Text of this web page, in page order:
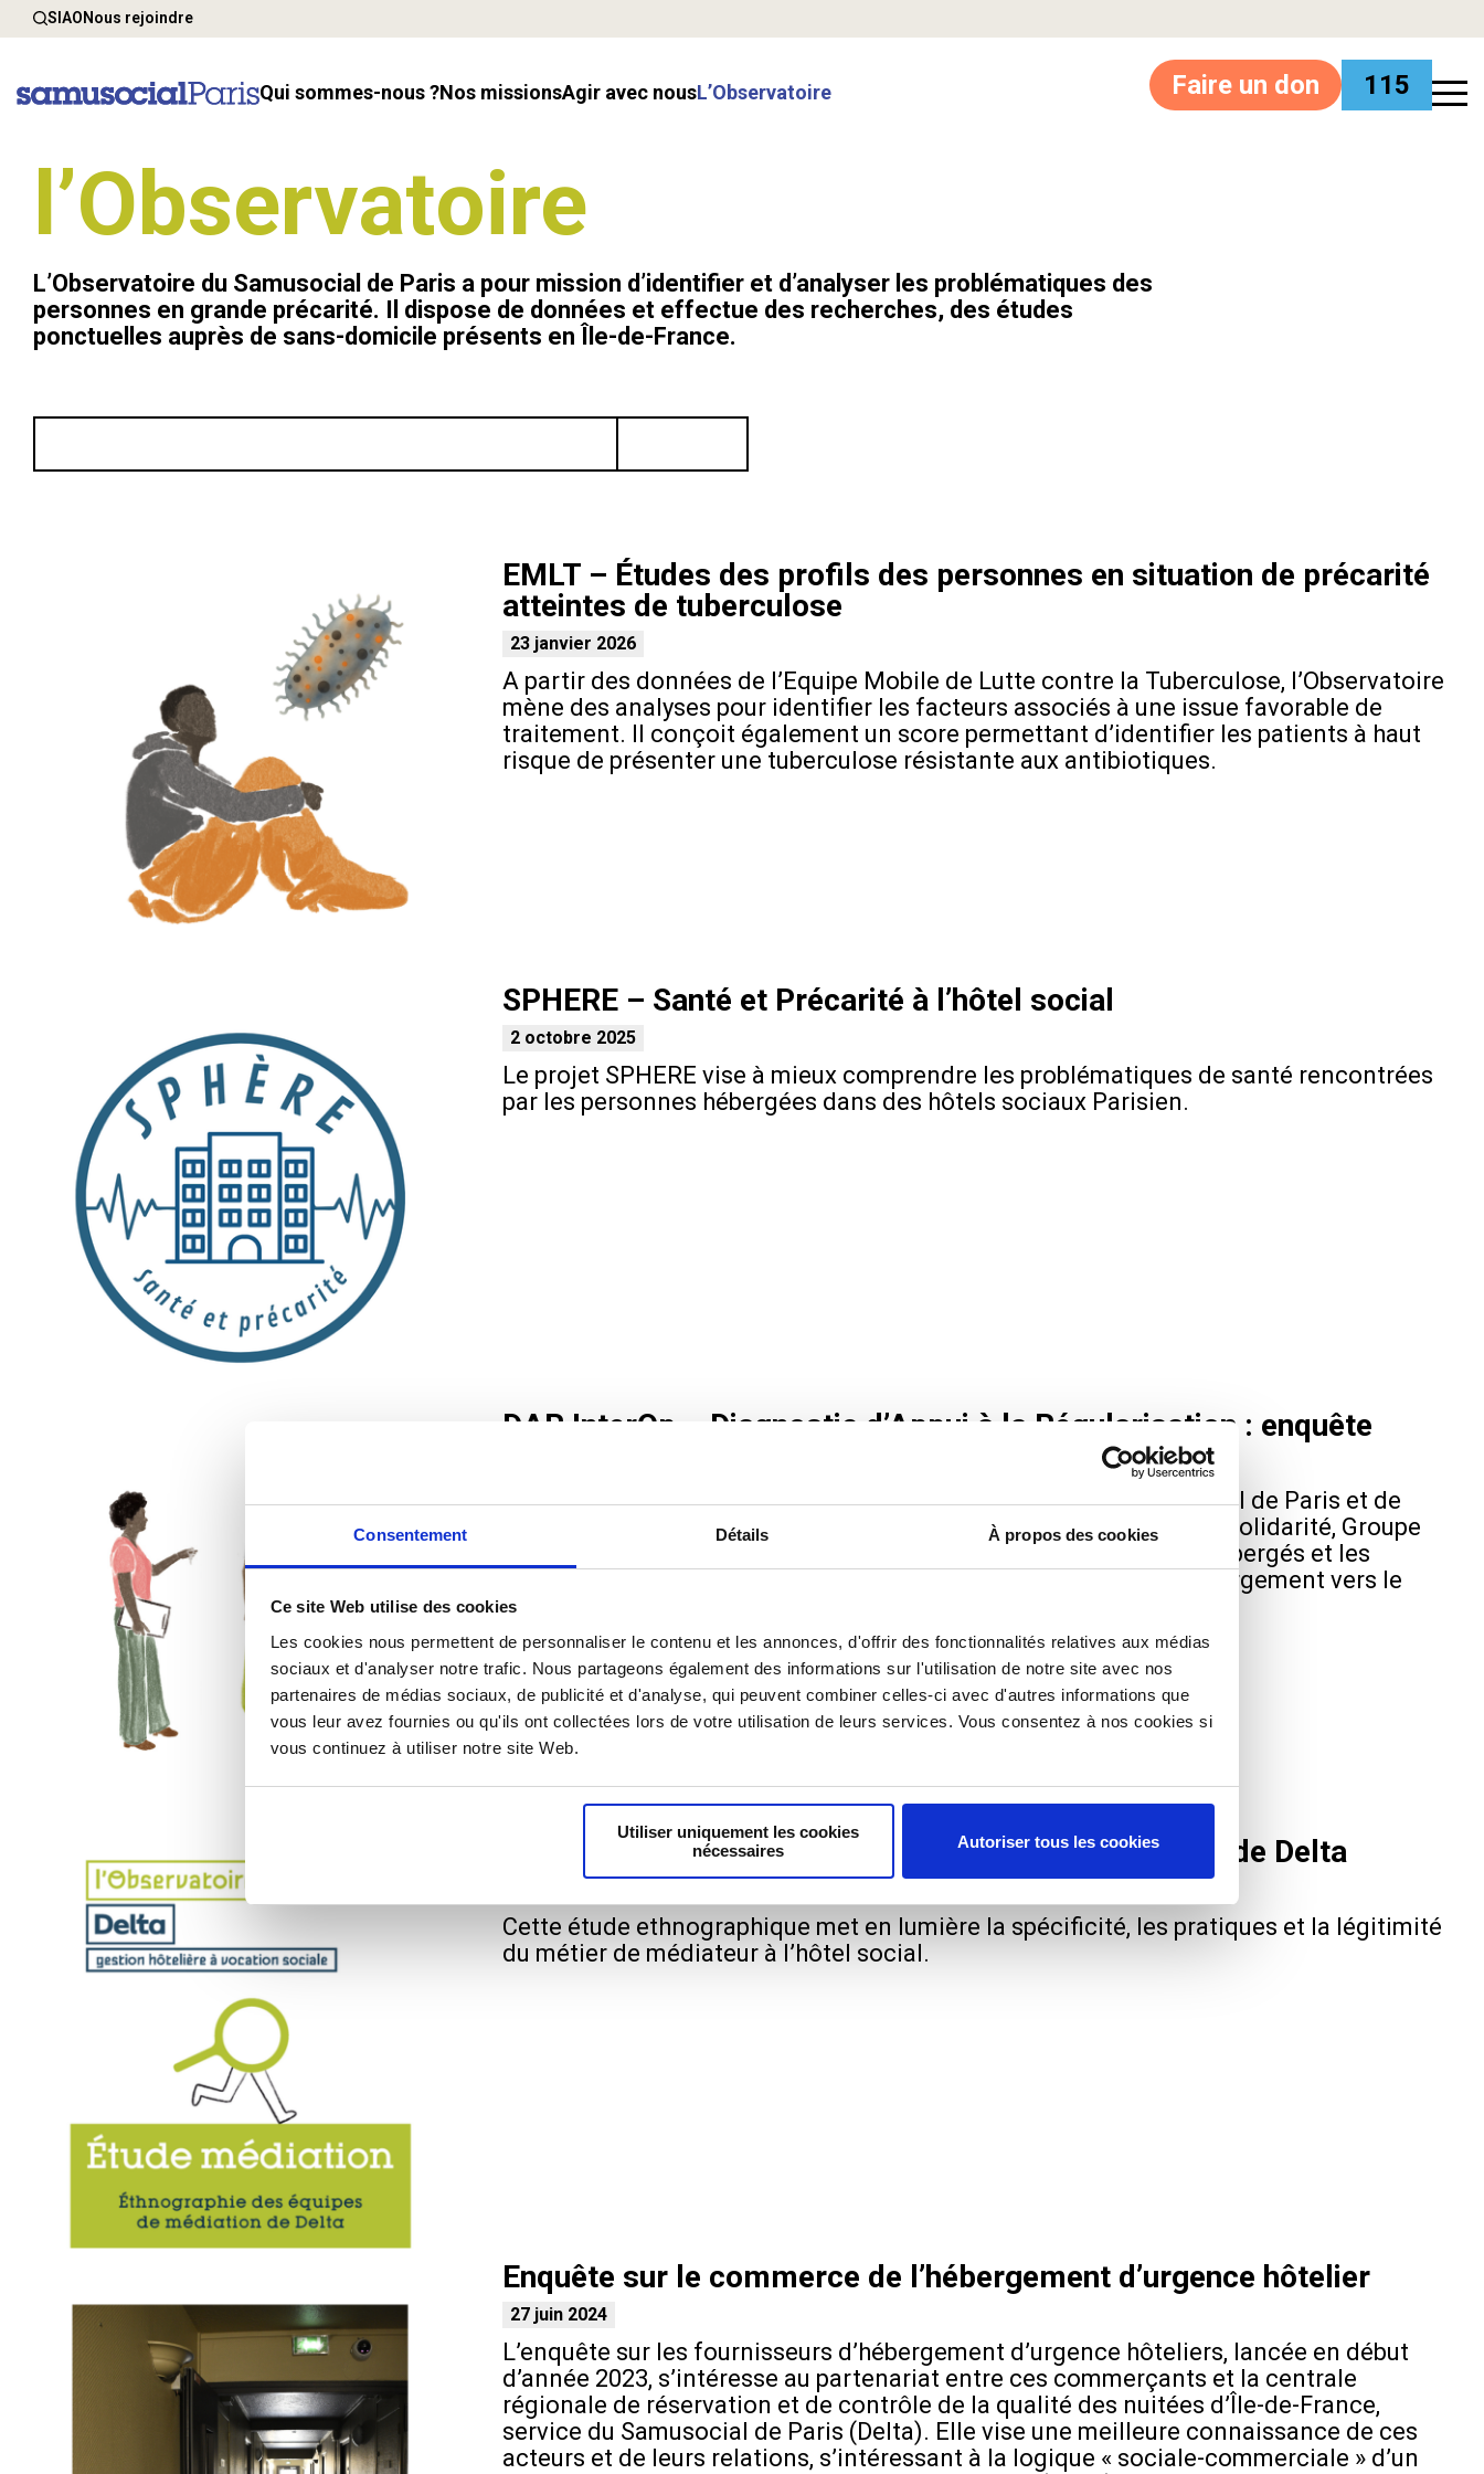
Consentement Détails À propos des cookies
Ce site Web utilise des cookies
Les cookies nous permettent de personnaliser le contenu et les annonces, d'offrir des fonctionnalités relatives aux médias
sociaux et d'analyser notre trafic. Nous partageons également des informations sur l'utilisation de notre site avec nos
partenaires de médias sociaux, de publicité et d'analyse, qui peuvent combiner celles-ci avec d'autres informations que
vous leur avez fournies ou qu'ils ont collectées lors de votre utilisation de leurs services. Vous consentez à nos cookies si
vous continuez à utiliser notre site Web.
Utiliser uniquement les cookies
nécessaires
Autoriser tous les cookies
SIAONous rejoindre
Qui sommes-nous ? Nos missions Agir avec nous l’Observatoire Faire un don 115
l’Observatoire
L’Observatoire du Samusocial de Paris a pour mission d’identifier et d’analyser les problématiques des
personnes en grande précarité. Il dispose de données et effectue des recherches, des études
ponctuelles auprès de sans-domicile présents en Île-de-France.
EMLT – Études des profils des personnes en situation de précarité
atteintes de tuberculose
23 janvier 2026
A partir des données de l’Equipe Mobile de Lutte contre la Tuberculose, l’Observatoire
mène des analyses pour identifier les facteurs associés à une issue favorable de
traitement. Il conçoit également un score permettant d’identifier les patients à haut
risque de présenter une tuberculose résistante aux antibiotiques.
SPHERE – Santé et Précarité à l’hôtel social
2 octobre 2025
Le projet SPHERE vise à mieux comprendre les problématiques de santé rencontrées
par les personnes hébergées dans des hôtels sociaux Parisien.
DAR InterOp – Diagnostic d’Appui à la Régularisation : enquête
Cette enquête a été menée dans les CHU/CHRS/CHS du Samusocial de Paris et de
quatre associations partenaires du projet (Aurore, CASP, Emmaüs Solidarité, Groupe
SOS). Elle a pour objectif de décrire les situations des ménages hébergés et les
difficultés auxquelles ceux-ci sont confrontés pour sortir de l’hébergement vers le
logement.
Médiation – Ethnographie des équipes de médiation de Delta
Cette étude ethnographique met en lumière la spécificité, les pratiques et la légitimité
du métier de médiateur à l’hôtel social.
Enquête sur le commerce de l’hébergement d’urgence hôtelier
27 juin 2024
L’enquête sur les fournisseurs d’hébergement d’urgence hôteliers, lancée en début
d’année 2023, s’intéresse au partenariat entre ces commerçants et la centrale
régionale de réservation et de contrôle de la qualité des nuitées d’Île-de-France,
service du Samusocial de Paris (Delta). Elle vise une meilleure connaissance de ces
acteurs et de leurs relations, s’intéressant à la logique « sociale-commerciale » d’un